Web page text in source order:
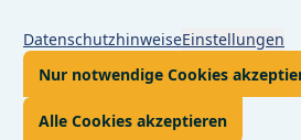
DatenschutzhinweiseEinstellungen
Nur notwendige Cookies
Alle Cookies akzeptieren
Zentraleinkauf
Mitarbeiter-Login
© 2026 e-netz Südhessen AG